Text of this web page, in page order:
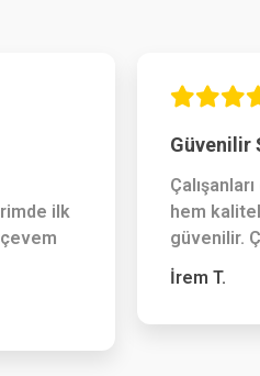
ilk
Güvenilir
hem
güvenilir.
İrem T.